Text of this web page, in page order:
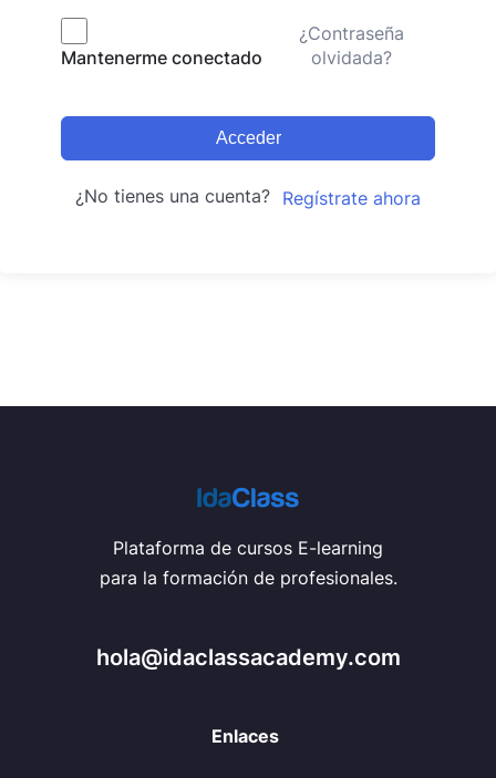
Mantenerme conectado
¿Contraseña
olvidada?
Acceder
¿No tienes una cuenta? Regístrate ahora
Plataforma de cursos E-learning
para la formación de profesionales.
hola@idaclassacademy.com
Enlaces